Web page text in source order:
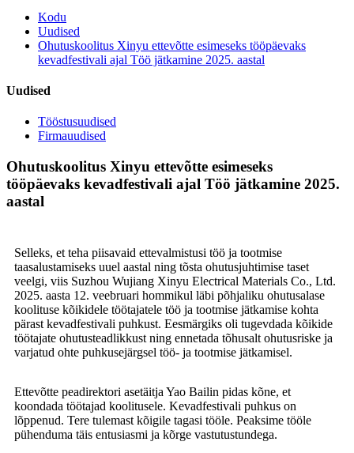
Kodu
Uudised
Ohutuskoolitus Xinyu ettevõtte esimeseks tööpäevaks
kevadfestivali ajal Töö jätkamine 2025. aastal
Uudised
Tööstusuudised
Firmauudised
Ohutuskoolitus Xinyu ettevõtte esimeseks
tööpäevaks kevadfestivali ajal Töö jätkamine 2025.
aastal
Selleks, et teha piisavaid ettevalmistusi töö ja tootmise
taasalustamiseks uuel aastal ning tõsta ohutusjuhtimise taset
veelgi, viis Suzhou Wujiang Xinyu Electrical Materials Co., Ltd.
2025. aasta 12. veebruari hommikul läbi põhjaliku ohutusalase
koolituse kõikidele töötajatele töö ja tootmise jätkamise kohta
pärast kevadfestivali puhkust. Eesmärgiks oli tugevdada kõikide
töötajate ohutusteadlikkust ning ennetada tõhusalt ohutusriske ja
varjatud ohte puhkusejärgsel töö- ja tootmise jätkamisel.
Ettevõtte peadirektori asetäitja Yao Bailin pidas kõne, et
koondada töötajad koolitusele. Kevadfestivali puhkus on
lõppenud. Tere tulemast kõigile tagasi tööle. Peaksime tööle
pühenduma täis entusiasmi ja kõrge vastutustundega.